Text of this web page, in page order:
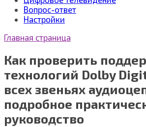
Вопрос-ответ
Настройки
Главная страница
Как проверить
технологий Dolby
всех звеньях
подробное
руководство